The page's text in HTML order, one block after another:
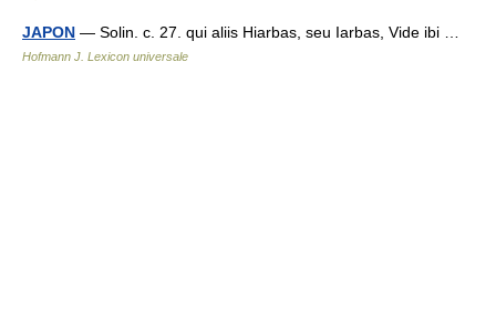
JAPON — Solin. c. 27. qui aliis Hiarbas, seu Iarbas, Vide ibi …
Hofmann J. Lexicon universale